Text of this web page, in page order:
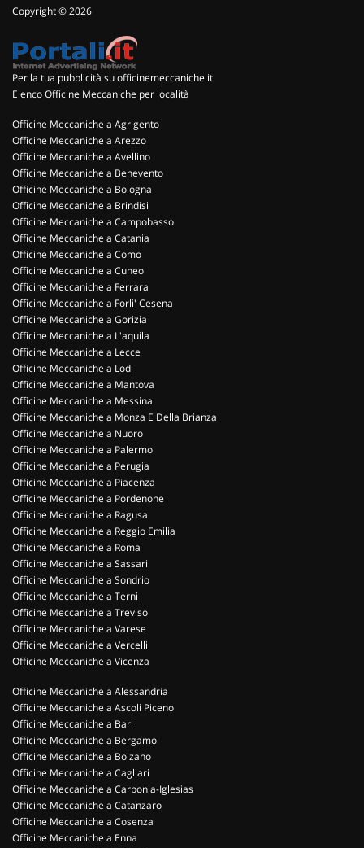
Copyright © 2026
Per la tua pubblicità su officinemeccaniche.it
Elenco Officine Meccaniche per località
Officine Meccaniche a Agrigento
Officine Meccaniche a Arezzo
Officine Meccaniche a Avellino
Officine Meccaniche a Benevento
Officine Meccaniche a Bologna
Officine Meccaniche a Brindisi
Officine Meccaniche a Campobasso
Officine Meccaniche a Catania
Officine Meccaniche a Como
Officine Meccaniche a Cuneo
Officine Meccaniche a Ferrara
Officine Meccaniche a Forli' Cesena
Officine Meccaniche a Gorizia
Officine Meccaniche a L'aquila
Officine Meccaniche a Lecce
Officine Meccaniche a Lodi
Officine Meccaniche a Mantova
Officine Meccaniche a Messina
Officine Meccaniche a Monza E Della Brianza
Officine Meccaniche a Nuoro
Officine Meccaniche a Palermo
Officine Meccaniche a Perugia
Officine Meccaniche a Piacenza
Officine Meccaniche a Pordenone
Officine Meccaniche a Ragusa
Officine Meccaniche a Reggio Emilia
Officine Meccaniche a Roma
Officine Meccaniche a Sassari
Officine Meccaniche a Sondrio
Officine Meccaniche a Terni
Officine Meccaniche a Treviso
Officine Meccaniche a Varese
Officine Meccaniche a Vercelli
Officine Meccaniche a Vicenza
Officine Meccaniche a Alessandria
Officine Meccaniche a Ascoli Piceno
Officine Meccaniche a Bari
Officine Meccaniche a Bergamo
Officine Meccaniche a Bolzano
Officine Meccaniche a Cagliari
Officine Meccaniche a Carbonia-Iglesias
Officine Meccaniche a Catanzaro
Officine Meccaniche a Cosenza
Officine Meccaniche a Enna